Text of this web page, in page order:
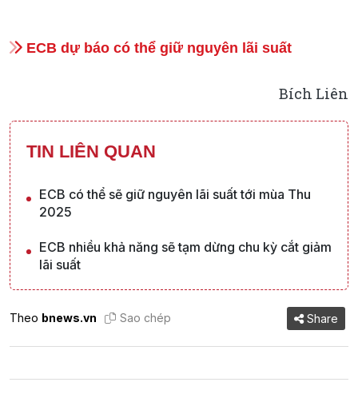
ECB dự báo có thể giữ nguyên lãi suất
Bích Liên
TIN LIÊN QUAN
ECB có thể sẽ giữ nguyên lãi suất tới mùa Thu
2025
ECB nhiều khả năng sẽ tạm dừng chu kỳ cắt giảm
lãi suất
Theo bnews.vn Sao chép Share